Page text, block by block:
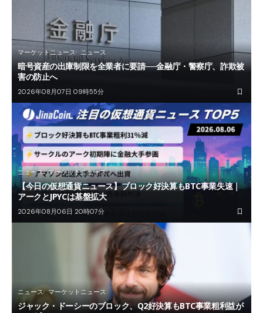
マーケットニュース ニュース
暗号資産の出庫制限を全業者に要請──金融庁・警察庁、詐欺被
害の防止へ
2026年08月07日 09時55分
ニュース マーケットニュース
【今日の仮想通貨ニュース】ブロック好決算もBTC事業失速｜
アークとJPYCは基盤拡大
2026年08月06日 20時07分
ニュース マーケットニュース
ジャック・ドーシーのブロック、Q2好決算もBTC事業粗利益が